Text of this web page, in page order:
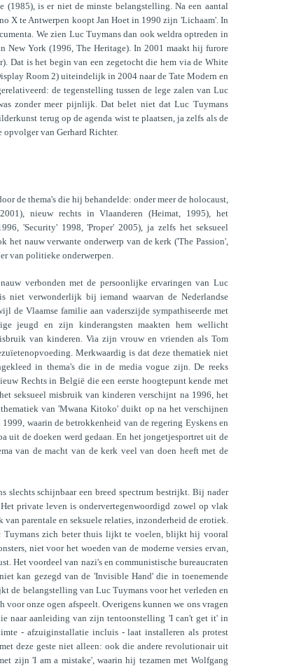
(1985), is er niet de minste belangstelling. Na een aantal
X te Antwerpen koopt Jan Hoet in 1990 zijn 'Lichaam'. In
We zien Luc Tuymans dan ook weldra optreden in
York (1996, The Heritage). In 2001 maakt hij furore
Dat is het begin van een zegetocht die hem via de White
Room 2) uiteindelijk in 2004 naar de Tate Modern en
de tegenstelling tussen de lege zalen van Luc
zonder meer pijnlijk. Dat belet niet dat Luc Tuymans
terug op de agenda wist te plaatsen, ja zelfs als de
van Gerhard Richter.
de thema's die hij behandelde: onder meer de holocaust,
nieuw rechts in Vlaanderen (Heimat, 1995), het
'Security' 1998, 'Proper' 2005), ja zelfs het seksueel
nauw verwante onderwerp van de kerk ('The Passion',
van politieke onderwerpen.
verbonden met de persoonlijke ervaringen van Luc
niet verwonderlijk bij iemand waarvan de Nederlandse
de Vlaamse familie aan vaderszijde sympathiseerde met
jeugd en zijn kinderangsten maakten hem wellicht
van kinderen. Via zijn vrouw en vrienden als Tom
Merkwaardig is dat deze thematiek niet
in thema's die in de media vogue zijn. De reeks
Rechts in België die een eerste hoogtepunt kende met
seksueel misbruik van kinderen verschijnt na 1996, het
van 'Mwana Kitoko' duikt op na het verschijnen
waarin de betrokkenheid van de regering Eyskens en
uit de doeken werd gedaan. En het jongetjesportret uit de
van de macht van de kerk veel van doen heeft met de
slechts schijnbaar een breed spectrum bestrijkt. Bij nader
private leven is ondervertegenwoordigd zowel op vlak
parentale en seksuele relaties, inzonderheid de erotiek.
zich beter thuis lijkt te voelen, blijkt hij vooral
niet voor het woeden van de moderne versies ervan,
Het voordeel van nazi's en communistische bureaucraten
kan gezegd van de 'Invisible Hand' die in toenemende
de belangstelling van Luc Tuymans voor het verleden en
onze ogen afspeelt. Overigens kunnen we ons vragen
naar aanleiding van zijn tentoonstelling 'I can't get it' in
- afzuiginstallatie incluis - laat installeren als protest
deze geste niet alleen: ook die andere revolutionair uit
zijn 'I am a mistake', waarin hij tezamen met Wolfgang